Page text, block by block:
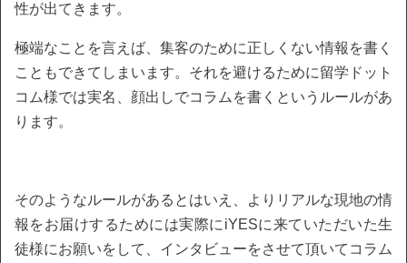
性が出てきます。
極端なことを言えば、集客のために正しくない情報を書く
こともできてしまいます。それを避けるために留学ドット
コム様では実名、顔出しでコラムを書くというルールがあ
ります。
そのようなルールがあるとはいえ、よりリアルな現地の情
報をお届けするためには実際にiYESに来ていただいた生
徒様にお願いをして、インタビューをさせて頂いてコラム